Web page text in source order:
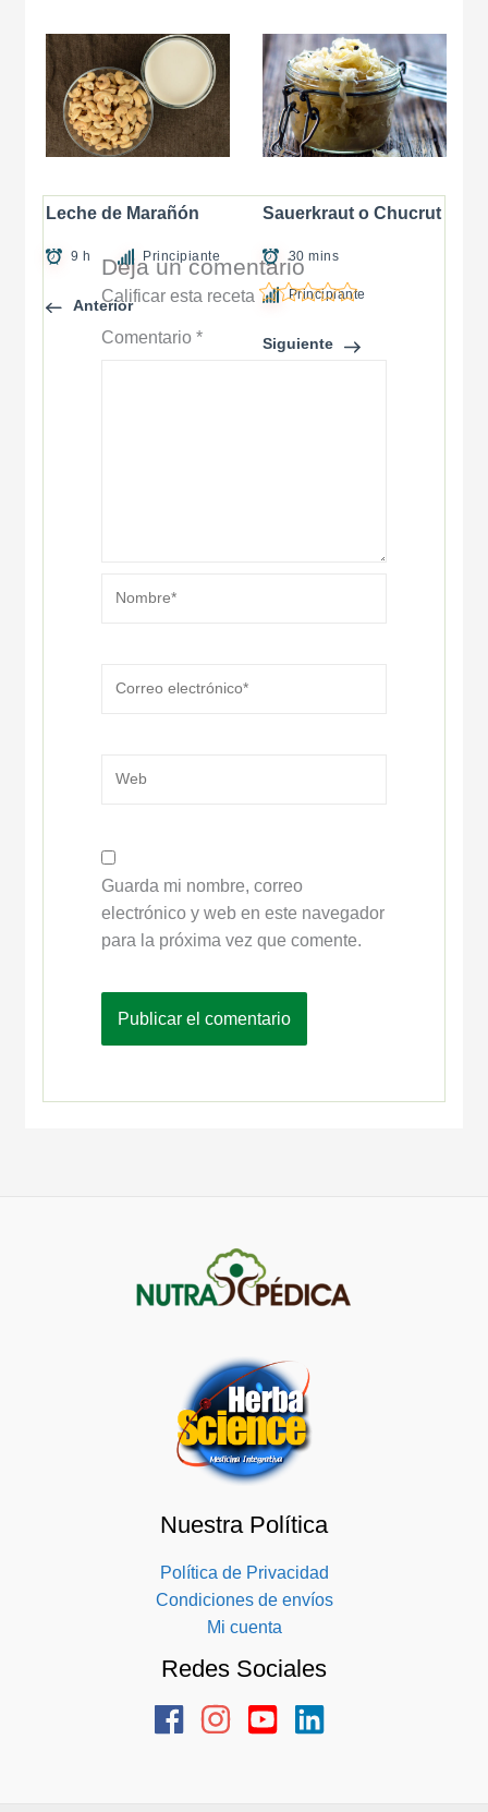
Leche de Marañón
9 h Principiante
Anterior
Sauerkraut o Chucrut
30 mins
Principiante
Siguiente
Deja un comentario
Calificar esta receta
Comentario*
Guarda mi nombre, correo
electrónico y web en este navegador
para la próxima vez que comente.
Nuestra Política
Política de Privacidad
Condiciones de envíos
Mi cuenta
Redes Sociales